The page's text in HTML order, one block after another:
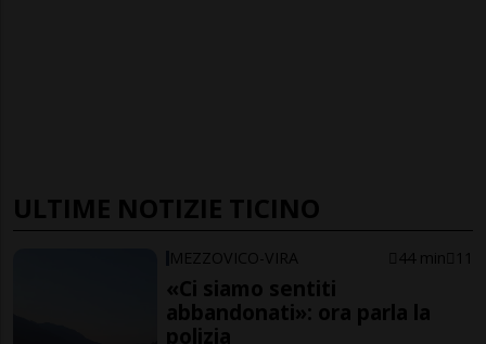
ULTIME NOTIZIE TICINO
MEZZOVICO-VIRA 44 min 11
«Ci siamo sentiti
abbandonati»: ora parla la
polizia